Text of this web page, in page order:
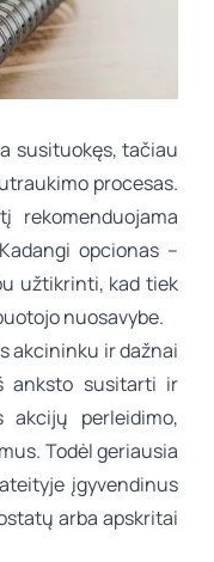
susituokęs, tačiau
procesas.
opcionas –
užtikrinti, kad tiek
nuosavybe.
akcininku ir dažnai
anksto susitarti ir
perleidimo,
Todėl geriausia
įgyvendinus
arba apskritai